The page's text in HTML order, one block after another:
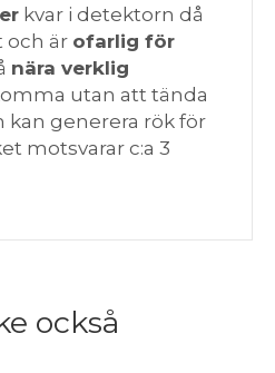
kvar i detektorn då
och är ofarlig för
nära verklig
utan att tända
kan generera rök för
motsvarar c:a 3
också